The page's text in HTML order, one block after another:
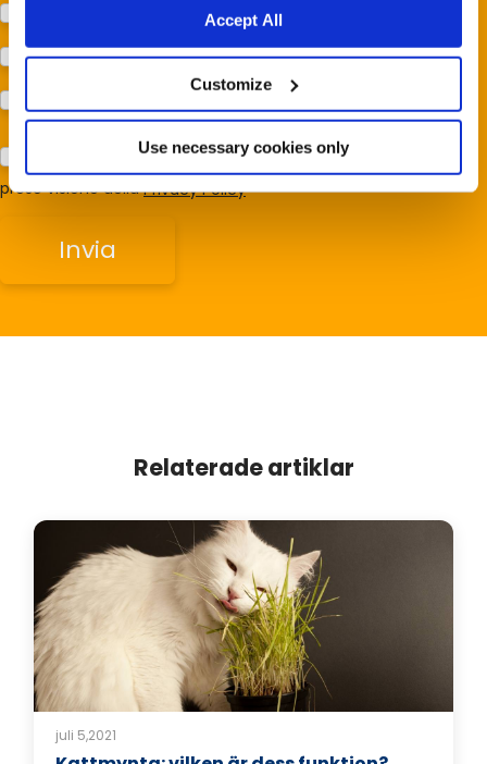
Accept All
Customize
Use necessary cookies only
Protezione della biodiversità (Fondazione Capellino)
Protezione dei cani e dei gatti (Almo Nature)
Acconsento al trattamento dei miei dati e dichiaro di aver
preso visione dellaPrivacy Policy*
Relaterade artiklar
juli 5,2021